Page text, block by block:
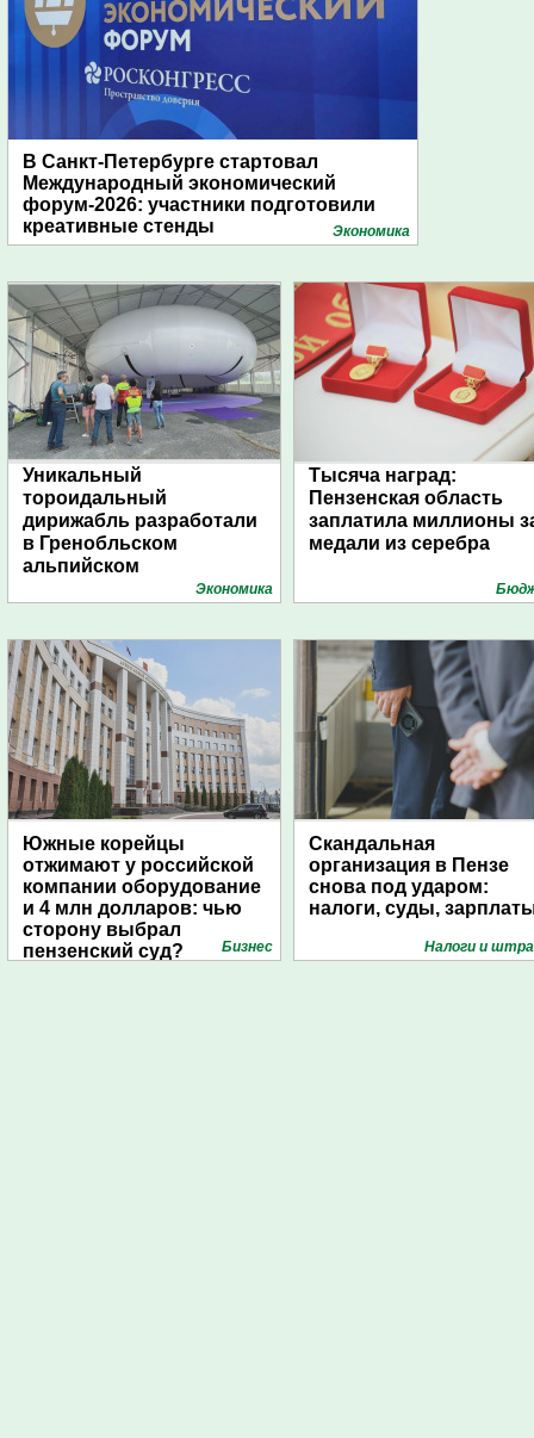
В Санкт-Петербурге стартовал
Международный экономический
форум-2026: участники подготовили
креативные стенды
Экономика
Уникальный
тороидальный
дирижабль разработали
в Гренобльском
альпийском
Экономика
Тысяча наград:
Пензенская область
заплатила миллионы
медали из серебра
Южные корейцы
отжимают у российской
компании оборудование
и 4 млн долларов: чью
сторону выбрал
пензенский суд?
Бизнес
Скандальная
организация в Пензе
снова под ударом:
налоги, суды,
Налоги и